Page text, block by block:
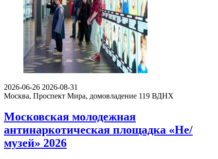
2026-06-26 2026-08-31
Москва, Проспект Мира, домовладение 119 ВДНХ
Московская молодежная
антинаркотическая площадка «Не/
музей» 2026